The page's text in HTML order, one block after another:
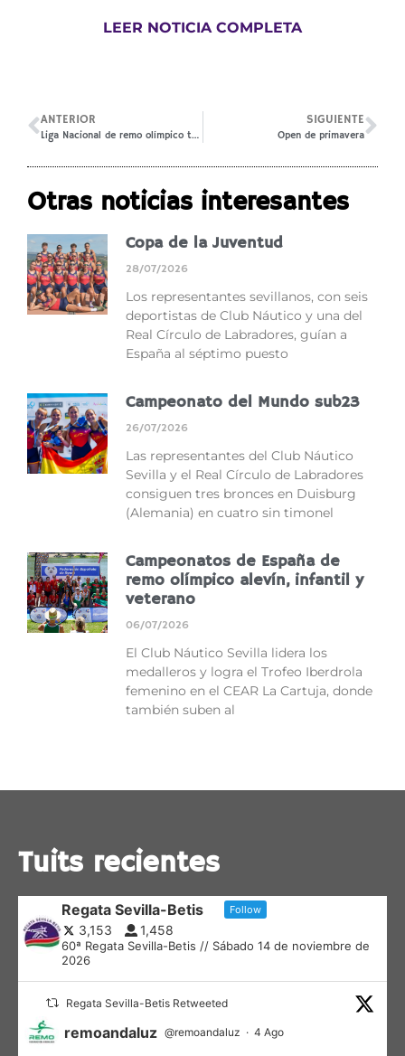
LEER NOTICIA COMPLETA
ANTERIOR
Liga Nacional de remo olímpico tradicional
SIGUIENTE
Open de primavera
Otras noticias interesantes
Copa de la Juventud
28/07/2026
Los representantes sevillanos, con seis
deportistas de Club Náutico y una del
Real Círculo de Labradores, guían a
España al séptimo puesto
Campeonato del Mundo sub23
26/07/2026
Las representantes del Club Náutico
Sevilla y el Real Círculo de Labradores
consiguen tres bronces en Duisburg
(Alemania) en cuatro sin timonel
Campeonatos de España de
remo olímpico alevín, infantil y
veterano
06/07/2026
El Club Náutico Sevilla lidera los
medalleros y logra el Trofeo Iberdrola
femenino en el CEAR La Cartuja, donde
también suben al
Tuits recientes
Regata Sevilla-Betis Follow
3,153 1,458
60ª Regata Sevilla-Betis // Sábado 14 de noviembre de
2026
Regata Sevilla-Betis Retweeted
remoandaluz @remoandaluz · 4 Ago